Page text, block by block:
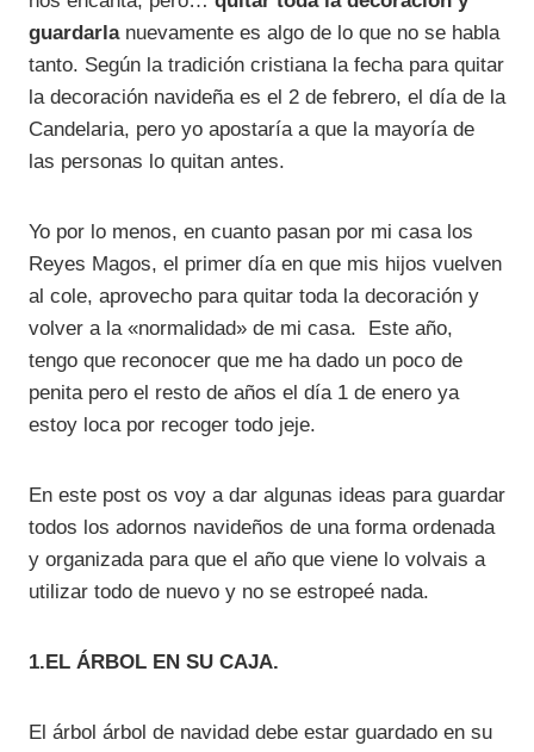
guardarlanuevamente es algo de lo que no se habla
tanto. Según la tradición cristiana la fecha para quitar
la decoración navideña es el 2 de febrero, el día de la
Candelaria, pero yo apostaría a que la mayoría de
las personas lo quitan antes.
Yo por lo menos, en cuanto pasan por mi casa los
Reyes Magos, el primer día en que mis hijos vuelven
al cole, aprovecho para quitar toda la decoración y
volver a la «normalidad» de mi casa. Este año,
tengo que reconocer que me ha dado un poco de
penita pero el resto de años el día 1 de enero ya
estoy loca por recoger todo jeje.
En este post os voy a dar algunas ideas para guardar
todos los adornos navideños de una forma ordenada
y organizada para que el año que viene lo volvais a
utilizar todo de nuevo y no se estropeé nada.
1.EL ÁRBOL EN SU CAJA.
El árbol árbol de navidad debe estar guardado en su